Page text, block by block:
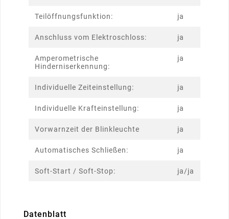
Teilöffnungsfunktion: ja
Anschluss vom Elektroschloss: ja
Amperometrische
Hinderniserkennung:
ja
Individuelle Zeiteinstellung: ja
Individuelle Krafteinstellung: ja
Vorwarnzeit der Blinkleuchte ja
Automatisches Schließen: ja
Soft-Start / Soft-Stop: ja/ja
Datenblatt